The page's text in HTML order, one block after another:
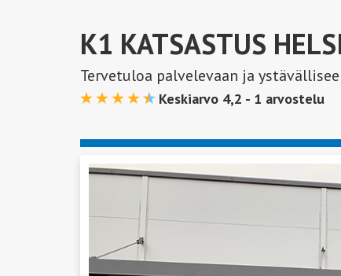
K1 KATSASTUS
Tervetuloa palvelevaan ja
Keskiarvo 4,2 - 1 arvostelu